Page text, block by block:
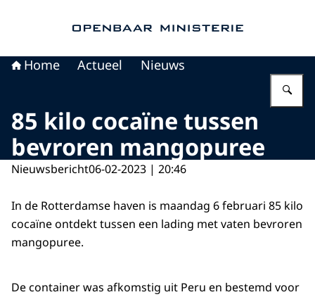
Home Actueel Nieuws
85 kilo cocaïne tussen
bevroren mangopuree
Nieuwsbericht06-02-2023 | 20:46
In de Rotterdamse haven is maandag 6 februari 85 kilo
cocaïne ontdekt tussen een lading met vaten bevroren
mangopuree.
De container was afkomstig uit Peru en bestemd voor